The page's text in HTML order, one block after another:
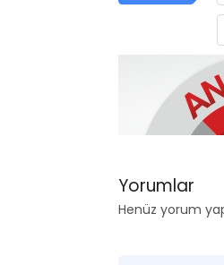
Yorumlar
Henüz yorum